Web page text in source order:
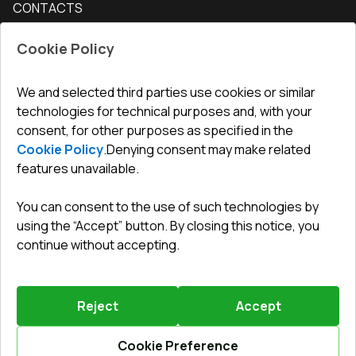
Interior doors
How to measure windows
For companies, cooperation
Conditions for returning goods
Guarantee
CONTACTS
undefined(undefined)
info@toptechnik.com.pl
Polityka prywatności
REGULAMIN
©2026.All right reserved.Powered byVitrager.com.
Report a problem?
Cookie Policy
We and selected third parties use cookies or similar
technologies for technical purposes and, with your
consent, for other purposes as specified in the
Cookie Policy.Denying consent may make related
features unavailable.
You can consent to the use of such technologies by
using the “Accept” button. By closing this notice, you
continue without accepting.
Reject Accept
Cookie Preference